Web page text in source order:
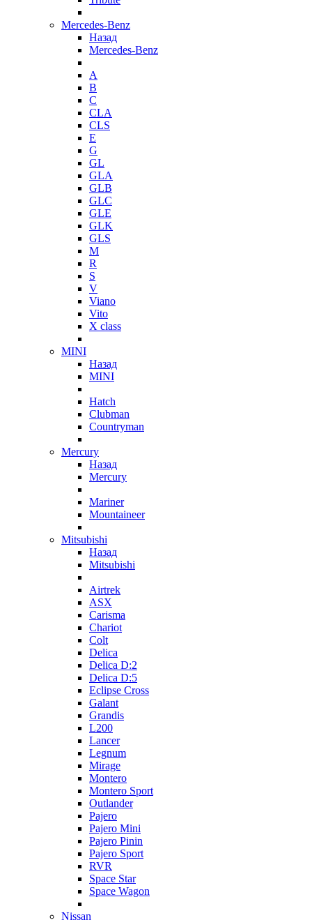
Mercedes-Benz
Назад
Mercedes-Benz
A
B
C
CLA
CLS
E
G
GL
GLA
GLB
GLC
GLE
GLK
GLS
M
R
S
V
Viano
Vito
X class
MINI
Назад
MINI
Hatch
Clubman
Countryman
Mercury
Назад
Mercury
Mariner
Mountaineer
Mitsubishi
Назад
Mitsubishi
Airtrek
ASX
Carisma
Chariot
Colt
Delica
Delica D:2
Delica D:5
Eclipse Cross
Galant
Grandis
L200
Lancer
Legnum
Mirage
Montero
Montero Sport
Outlander
Pajero
Pajero Mini
Pajero Pinin
Pajero Sport
RVR
Space Star
Space Wagon
Nissan